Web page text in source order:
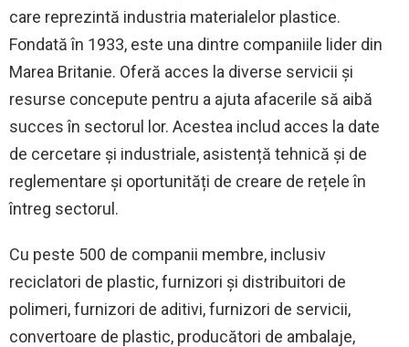
care reprezintă industria materialelor plastice.
Fondată în 1933, este una dintre companiile lider din
Marea Britanie. Oferă acces la diverse servicii și
resurse concepute pentru a ajuta afacerile să aibă
succes în sectorul lor. Acestea includ acces la date
de cercetare și industriale, asistență tehnică și de
reglementare și oportunități de creare de rețele în
întreg sectorul.
Cu peste 500 de companii membre, inclusiv
reciclatori de plastic, furnizori și distribuitori de
polimeri, furnizori de aditivi, furnizori de servicii,
convertoare de plastic, producători de ambalaje,